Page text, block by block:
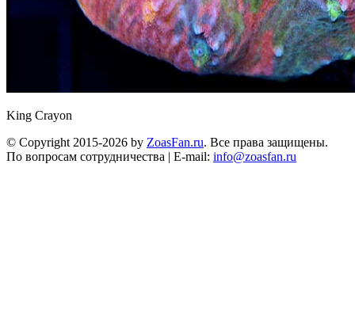
King Crayon
© Copyright 2015-2026 by ZoasFan.ru. Все права защищены.
По вопросам сотрудничества | E-mail: info@zoasfan.ru